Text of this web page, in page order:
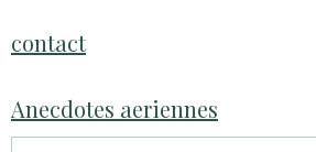
contact
Anecdotes aeriennes